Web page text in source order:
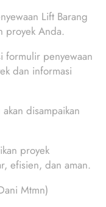
Lift Barang
proyek Anda.
formulir penyewaan
dan informasi
disampaikan
proyek
efisien, dan aman.
Mtmn)